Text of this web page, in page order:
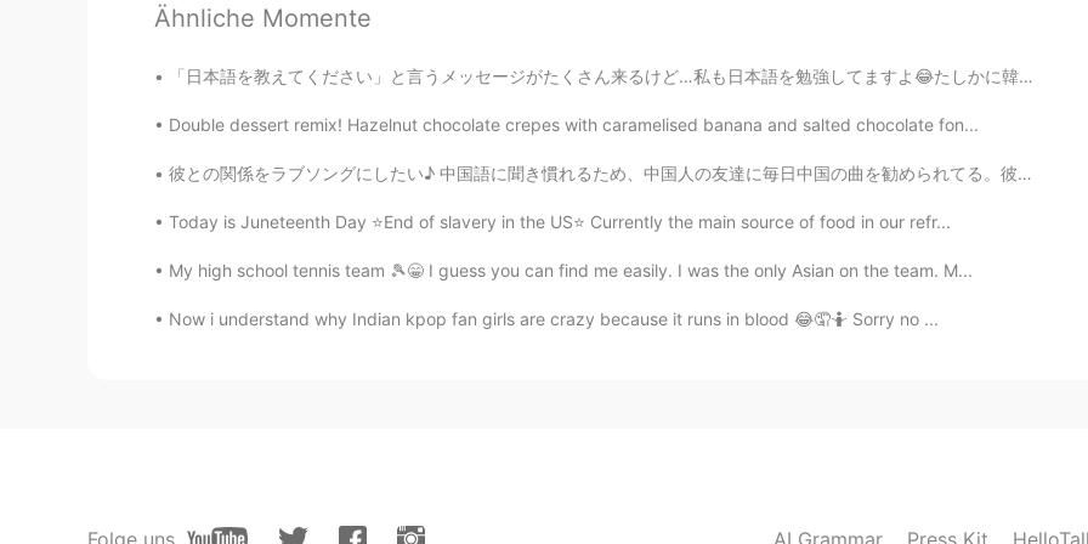
CN EN
Why are you still awake?
未来みらいMirai 2019.08.09 06:53
未来みらいMirai 2019.08.02 10:35
allspice tea Oooo that's so sweet and a little bit sour btw its' good for digestion
mak 2019.07.24 13:00
Ähnliche Momente
「日本語を教えてください」と言うメッセージがたくさん来るけど…私も日本語を勉強してますよ😂たしかに韓国人だから日本人だと勘違いされるのは理解できるけど…プローファイルに英語と韓国語だけを教えられ...
Double dessert remix! Hazelnut chocolate crepes with caramelised banana and salted chocolate fon...
彼との関係をラブソングにしたい♪ 中国語に聞き慣れるため、中国人の友達に毎日中国の曲を勧められてる。彼の音楽のセンスはいいから、毎回プレイリストに保存してる^ ^ いつも彼からの連絡を待つと音...
Today is Juneteenth Day ⭐End of slavery in the US⭐ Currently the main source of food in our refr...
My high school tennis team 🎾😁 I guess you can find me easily. I was the only Asian on the team. M...
Now i understand why Indian kpop fan girls are crazy because it runs in blood 😂🤦🤷 Sorry no ...
Folge uns AI Grammar Press Kit